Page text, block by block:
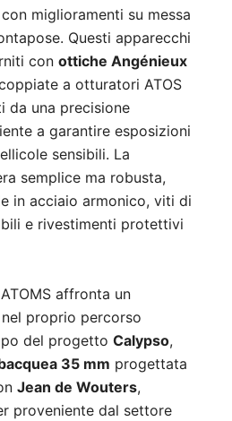
miglioramenti su messa
Questi apparecchi
con ottiche Angénieux
a otturatori ATOS
da una precisione
a garantire esposizioni
sensibili. La
semplice ma robusta,
in acciaio armonico, viti di
e rivestimenti protettivi
affronta un
proprio percorso
del progetto Calypso,
35 mm progettata
Jean de Wouters,
proveniente dal settore